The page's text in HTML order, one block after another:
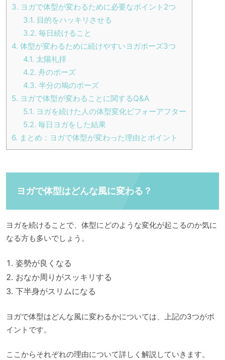
3. ヨガで体型が変わるために必要なポイント2つ
3.1. 目的をハッキリさせる
3.2. 毎日続けること
4. 体型が変わるために続けやすいヨガポーズ3つ
4.1. 太陽礼拝
4.2. 舟のポーズ
4.3. 半分の鳩のポーズ
5. ヨガで体型が変わることに関するQ&A
5.1. ヨガを続けた人の体型変化ビフォーアフター
5.2. 毎日ヨガをした結果
6. まとめ：ヨガで体型が変わった理由とポイント
ヨガで体型はどんな風に変わる？
ヨガを続けることで、体型にどのような変化が起こるのか気に
なる方も多いでしょう。
姿勢が良くなる
おなか周りがスッキリする
下半身がスリムになる
ヨガで体型はどんな風に変わるかについては、上記の3つがポ
イントです。
ここからそれぞれの理由について詳しく解説していきます。